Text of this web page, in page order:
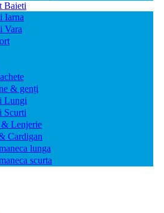
Baieti
Iarna
Vara
& genți
Lungi
Scurti
& Lenjerie
Cardigan
lunga
scurta